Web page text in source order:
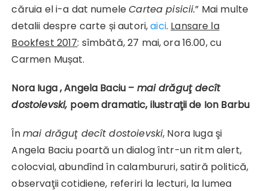
căruia el i-a dat numeleCartea pisicii.” Mai multe
detalii despre carte și autori,aici. Lansare la
Bookfest 2017: sîmbătă, 27 mai, ora 16.00, cu
Carmen Mușat.
Nora Iuga ,Angela Baciu – mai drăguţ decît
dostoievski, poem dramatic,ilustraţii de Ion Barbu
Înmai drăguţ decît dostoievski, Nora Iuga şi
Angela Baciu poartă un dialog într-un ritm alert,
colocvial, abundînd în calambururi, satiră politică,
observaţii cotidiene, referiri la lecturi, la lumea